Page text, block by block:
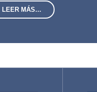
LEER MÁS…